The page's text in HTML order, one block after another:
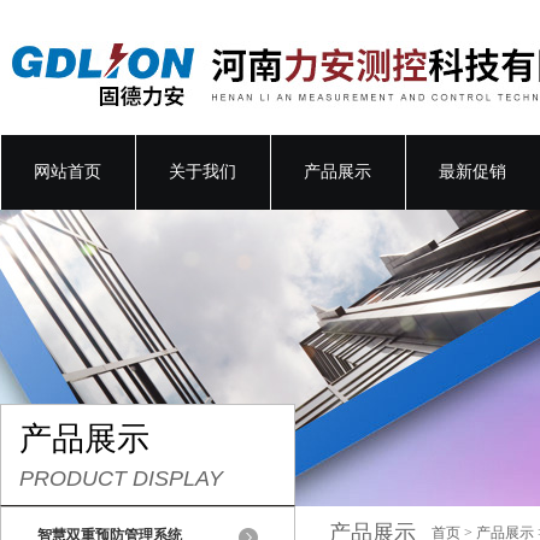
网站首页 关于我们 产品展示 最新促销
产品展示
PRODUCT DISPLAY
智慧双重预防管理系统 产品展示 首页 > 产品展示